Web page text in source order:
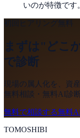
いのが特徴です
初回ヒアリング無料
まずは"どこ
で診断
現場の属人化を、資
無料相談・無料AI診
無料で相談する無料
TOMOSHIBI